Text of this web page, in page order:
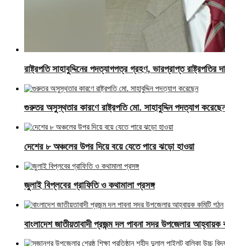
রাষ্ট্রপতি সাহাবুদ্দিনের পদত্যাগপত্র গ্রহণ, ভারপ্রাপ্ত রাষ্ট্রপতির
গুরুতর অসুস্থতার কারণে রাষ্ট্রপতি মো. সাহাবুদ্দিন পদত্যাগ
দেশের ৮ অঞ্চলের উপর দিয়ে বয়ে যেতে পারে ঝড়ো হাওয়া
জুলাই বিপ্লবের গ্রাফিতি ও কথামালা প্রসঙ্গ
বাংলাদেশ জাতীয়তাবাদী প্রজন্ম দল পাবনা সদর উপজেলার আহ্বায়ক